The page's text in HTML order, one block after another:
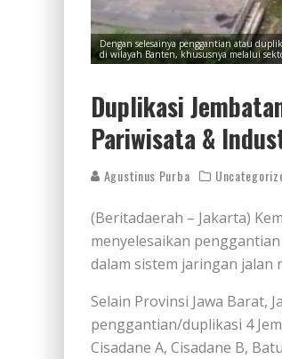
Dengan selesainya penggantian atau
di wilayah Banten, khususnya melalui
Duplikasi
Pariwisata &
Agustinus Purba
(Beritadaerah – Jakarta)
menyelesaikan
dalam sistem jaringan jalan
Selain Provinsi Jawa Barat,
penggantian/duplikasi 4
Cisadane A, Cisadane B,